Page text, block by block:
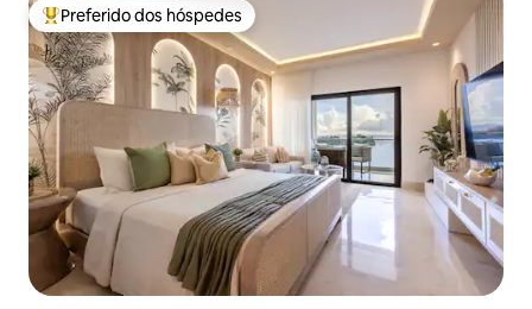
Entre os melhores preferidos dos hóspedes
Preferido dos hóspedes